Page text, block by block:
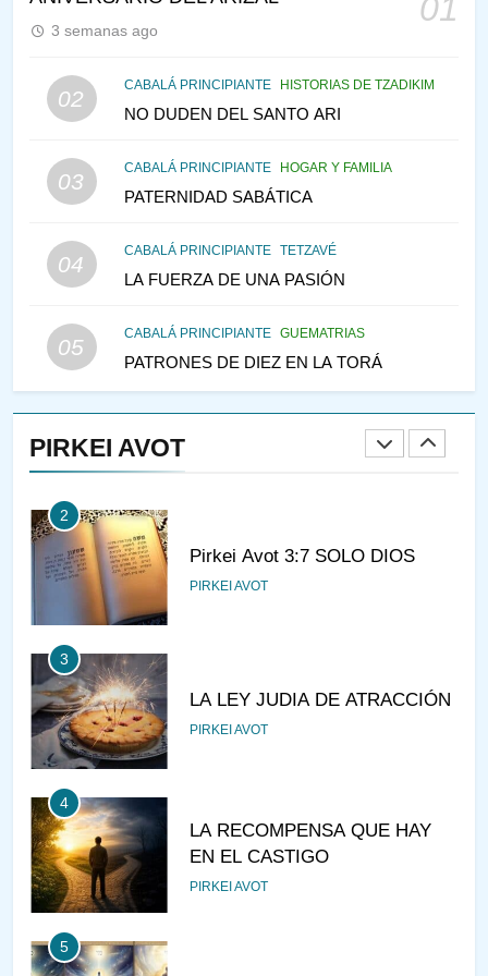
01
3 semanas ago
02
CABALÁ PRINCIPIANTE HISTORIAS DE TZADIKIM
NO DUDEN DEL SANTO ARI
03
CABALÁ PRINCIPIANTE HOGAR Y FAMILIA
PATERNIDAD SABÁTICA
04
CABALÁ PRINCIPIANTE TETZAVÉ
LA FUERZA DE UNA PASIÓN
05
CABALÁ PRINCIPIANTE GUEMATRIAS
PATRONES DE DIEZ EN LA TORÁ
PIRKEI AVOT
MEDIO DE LA TRISTEZA
146
VEAMOS ¿POR QUÉ
LAS MUJERES
PENSAMIENTO JUDÍO PIRKEI AVOT
CONVERSAR CON LA MUJER
A LA LUZ DEL JUDAÍSMO
2
Pirkei Avot 3:7 SOLO DIOS
3
LA LEY JUDIA DE ATRACCIÓN
PIRKEI AVOT
4
LA RECOMPENSA QUE HAY
5
¿DE DÓNDE VIENES?
6